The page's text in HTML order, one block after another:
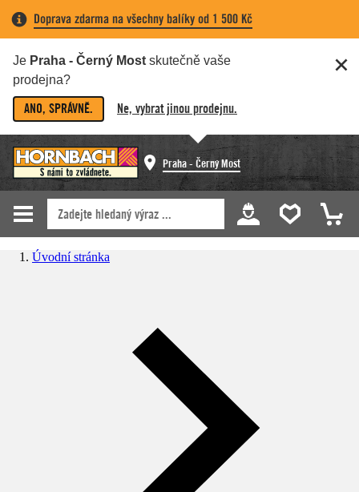
Doprava zdarma na všechny balíky od 1 500 Kč
Je Praha - Černý Most skutečně vaše
prodejna?
ANO, SPRÁVNĚ. Ne, vybrat jinou prodejnu.
Praha - Černý Most
Úvodní stránka